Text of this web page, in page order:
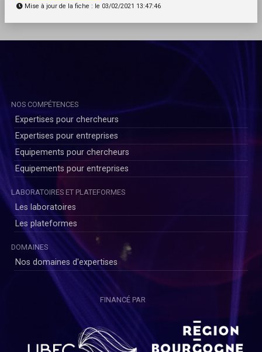
Mise à jour de la fiche : le 03/02/2021 13:47:46
NOS COMPÉTENCES
Expertises pour chercheurs
Expertises pour entreprises
Equipements pour chercheurs
Equipements pour entreprises
LABORATOIRES ET PLATEFORMES
Les laboratoires
Les plateformes
DOMAINES
Nos domaines d'expertises
FINANCÉ PAR